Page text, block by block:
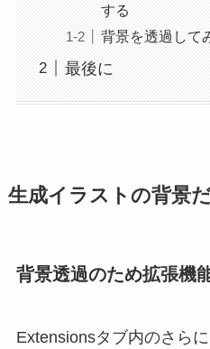
する
背景を透過して
最後に
生成イラストの背景
背景透過のため拡張機
Extensionsタブ内のさら